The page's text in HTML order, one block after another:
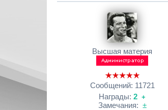
Высшая материя
Сообщений: 11721
Награды: 2 +
Замечания: ±